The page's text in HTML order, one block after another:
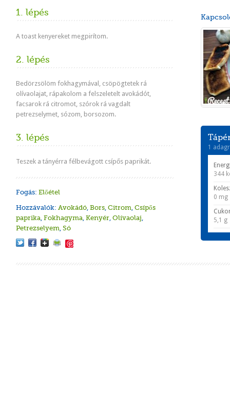
1. lépés
A toast kenyereket megpirítom.
2. lépés
Bedörzsölöm fokhagymával, csöpögtetek rá
olívaolajat, rápakolom a felszeletelt avokádót,
facsarok rá citromot, szórok rá vagdalt
petrezselymet, sózom, borsozom.
3. lépés
Teszek a tányérra félbevágott csípős paprikát.
Fogás: Előétel
Hozzávalók: Avokádó, Bors, Citrom, Csípős
paprika, Fokhagyma, Kenyér, Olívaolaj,
Petrezselyem, Só
1
344
0 mg
5,1 g